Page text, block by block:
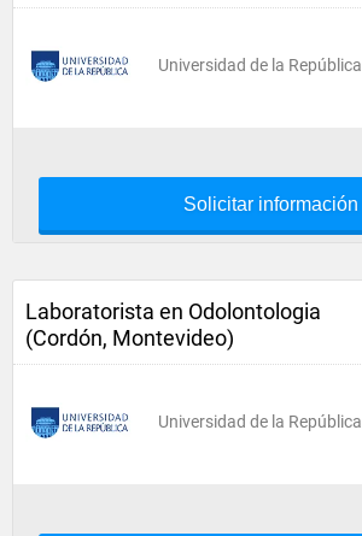
Universidad de la República
Solicitar información
Laboratorista en Odolontologia
(Cordón, Montevideo)
Universidad de la República